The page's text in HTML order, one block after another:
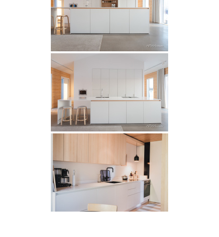
Asiakaskokemuksia
ARKKIkauppa
€0,00
PALVELUT
Suunnittelijoille
Projektimyynti
MEISTÄ
Yhteystiedot
Tarina